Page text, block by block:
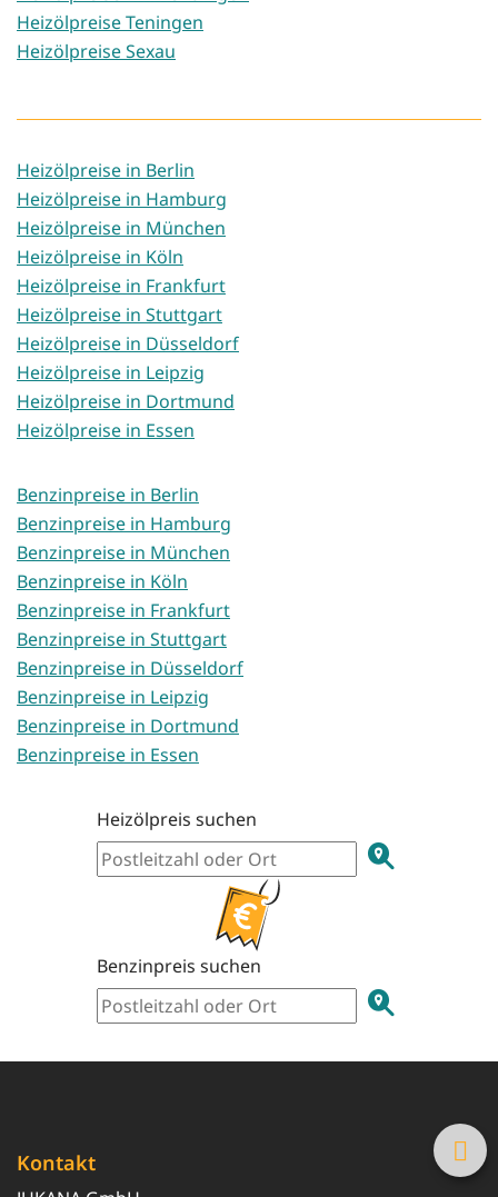
Heizölpreise Teningen
Heizölpreise Sexau
Heizölpreise in Berlin
Heizölpreise in Hamburg
Heizölpreise in München
Heizölpreise in Köln
Heizölpreise in Frankfurt
Heizölpreise in Stuttgart
Heizölpreise in Düsseldorf
Heizölpreise in Leipzig
Heizölpreise in Dortmund
Heizölpreise in Essen
Benzinpreise in Berlin
Benzinpreise in Hamburg
Benzinpreise in München
Benzinpreise in Köln
Benzinpreise in Frankfurt
Benzinpreise in Stuttgart
Benzinpreise in Düsseldorf
Benzinpreise in Leipzig
Benzinpreise in Dortmund
Benzinpreise in Essen
Heizölpreis suchen
Benzinpreis suchen
Kontakt